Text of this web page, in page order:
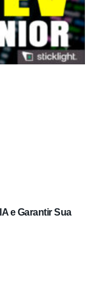
e Garantir Sua